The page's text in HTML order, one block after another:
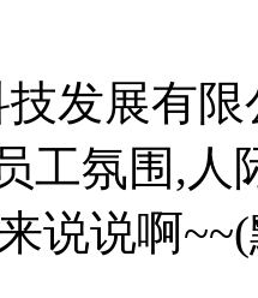
技发展有
工氛围,人
说说啊